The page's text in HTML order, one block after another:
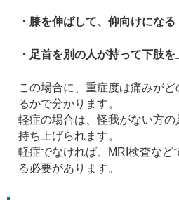
・膝を伸ばして、仰向けになる
・足首を別の人が持って下肢を
この場合に、重症度は痛みが
るかで分かります。
軽症の場合は、怪我がない方の
持ち上げられます。
軽症でなければ、MRI検査など
る必要があります。